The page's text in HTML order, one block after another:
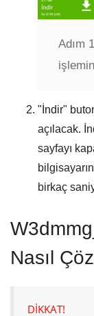
Adım
" İndir"
açılacak.
sayfayı
birkaç
Nasıl
DİKKAT!